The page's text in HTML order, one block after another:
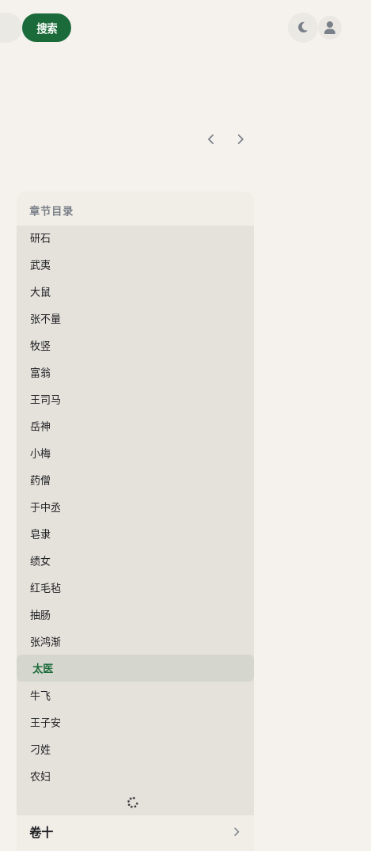
搜索
章节目录
佟客
元宝
研石
武夷
大鼠
张不量
牧竖
富翁
王司马
岳神
小梅
药僧
于中丞
皂隶
绩女
红毛毡
抽肠
张鸿渐
太医
牛飞
王子安
刁姓
农妇
卷十